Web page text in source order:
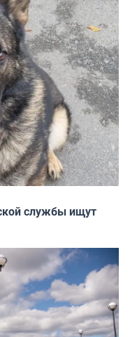
службы ищут